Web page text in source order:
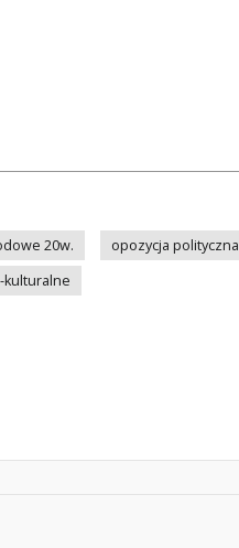
20w.
opozycja polityczna
kulturalne